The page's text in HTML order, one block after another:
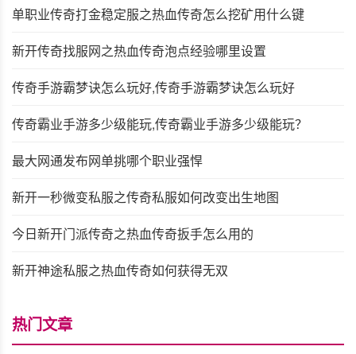
单职业传奇打金稳定服之热血传奇怎么挖矿用什么键
新开传奇找服网之热血传奇泡点经验哪里设置
传奇手游霸梦诀怎么玩好,传奇手游霸梦诀怎么玩好
传奇霸业手游多少级能玩,传奇霸业手游多少级能玩？
最大网通发布网单挑哪个职业强悍
新开一秒微变私服之传奇私服如何改变出生地图
今日新开门派传奇之热血传奇扳手怎么用的
新开神途私服之热血传奇如何获得无双
热门文章